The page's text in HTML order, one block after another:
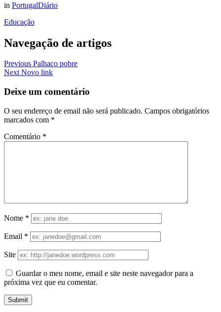
in PortugalDiário
Educação
Navegação de artigos
Previous Palhaço pobre
Next Novo link
Deixe um comentário
O seu endereço de email não será publicado. Campos obrigatórios
marcados com *
Comentário *
Nome *
Email *
Site
Guardar o meu nome, email e site neste navegador para a
próxima vez que eu comentar.